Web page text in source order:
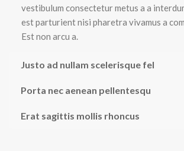
vestibulum consectetur metus a a
est parturient nisi pharetra vivamus a
Est non arcu a.
Justo ad nullam scelerisque fel
Porta nec aenean pellentesqu
Erat sagittis mollis rhoncus